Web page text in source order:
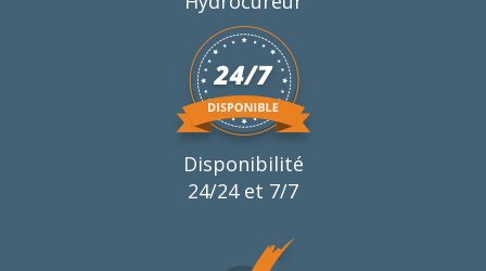
Disponibilité
24/24 et 7/7